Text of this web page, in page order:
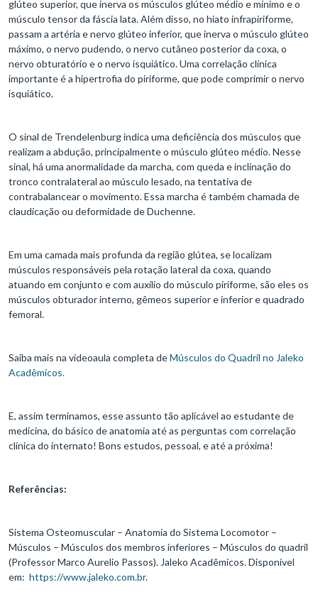
glúteo superior, que inerva os músculos glúteo médio e mínimo e o
músculo tensor da fáscia lata. Além disso, no hiato infrapiriforme,
passam a artéria e nervo glúteo inferior, que inerva o músculo glúteo
máximo, o nervo pudendo, o nervo cutâneo posterior da coxa, o
nervo obturatório e o nervo isquiático. Uma correlação clínica
importante é a hipertrofia do piriforme, que pode comprimir o nervo
isquiático.
O sinal de Trendelenburg indica uma deficiência dos músculos que
realizam a abdução, principalmente o músculo glúteo médio. Nesse
sinal, há uma anormalidade da marcha, com queda e inclinação do
tronco contralateral ao músculo lesado, na tentativa de
contrabalancear o movimento. Essa marcha é também chamada de
claudicação ou deformidade de Duchenne.
Em uma camada mais profunda da região glútea, se localizam
músculos responsáveis pela rotação lateral da coxa, quando
atuando em conjunto e com auxílio do músculo piriforme, são eles os
músculos obturador interno, gêmeos superior e inferior e quadrado
femoral.
Saiba mais na videoaula completa deMúsculos do Quadril no Jaleko
Acadêmicos.
E, assim terminamos, esse assunto tão aplicável ao estudante de
medicina, do básico de anatomia até as perguntas com correlação
clínica do internato! Bons estudos, pessoal, e até a próxima!
Referências:
Sistema Osteomuscular – Anatomia do Sistema Locomotor –
Músculos – Músculos dos membros inferiores – Músculos do quadril
(Professor Marco Aurelio Passos). Jaleko Acadêmicos. Disponível
em: https://www.jaleko.com.br.